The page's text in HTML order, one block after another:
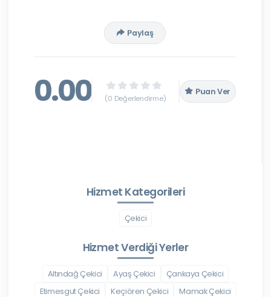
Paylaş
0.00 (0 Değerlendirme)
Puan Ver
Hizmet Kategorileri
Çekici
Hizmet Verdiği Yerler
Altındağ Çekici Ayaş Çekici
Çankaya Çekici
Etimesgut Çekici
Keçiören Çekici
Mamak Çekici